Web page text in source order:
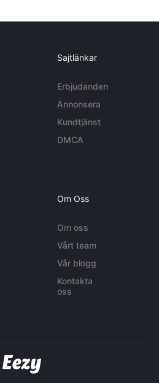
Sajtlänkar
Erbjudanden
Annonsera
Kundtjänst
DMCA
Om Oss
Om oss
Vårt team
Vår blogg
Kontakta
oss